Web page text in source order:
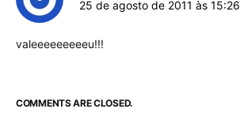
25 de agosto de 2011 às 15:26
valeeeeeeeeeu!!!
COMMENTS ARE CLOSED.